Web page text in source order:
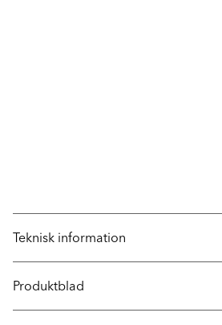
Teknisk information
Produktblad